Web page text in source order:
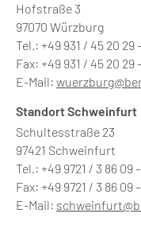
Hofstraße 3
97070 Würzburg
Tel.: +49 931 / 45 20 29
Fax: +49 931 / 45 20 29
E-Mail:
Standort Schweinfurt
Schultesstraße 23
97421 Schweinfurt
Tel.: +49 9721 / 3 86 09
Fax: +49 9721 / 3 86 09
E-Mail: